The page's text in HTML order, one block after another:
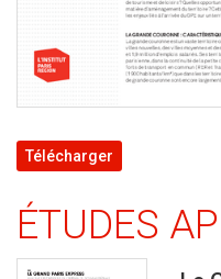
Télécharger
ÉTUDES